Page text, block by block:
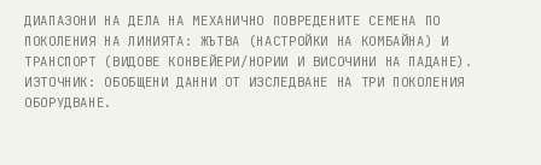
ДИАПАЗОНИ НА ДЕЛА НА МЕХАНИЧНО ПОВРЕДЕНИТЕ СЕМЕНА ПО
ПОКОЛЕНИЯ НА ЛИНИЯТА: ЖЪТВА (НАСТРОЙКИ НА КОМБАЙНА) И
ТРАНСПОРТ (ВИДОВЕ КОНВЕЙЕРИ/НОРИИ И ВИСОЧИНИ НА ПАДАНЕ).
ИЗТОЧНИК: ОБОБЩЕНИ ДАННИ ОТ ИЗСЛЕДВАНЕ НА ТРИ ПОКОЛЕНИЯ
ОБОРУДВАНЕ.